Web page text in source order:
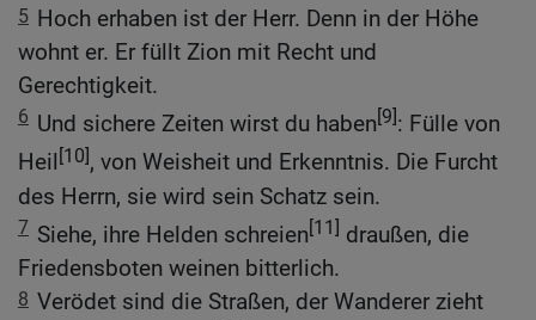
5 Hoch erhaben ist der Herr. Denn in der Höhe
wohnt er. Er füllt Zion mit Recht und
Gerechtigkeit.
6 Und sichere Zeiten wirst du haben[9]: Fülle von
Heil [10], von Weisheit und Erkenntnis. Die Furcht
des Herrn, sie wird sein Schatz sein.
7 Siehe, ihre Helden schreien[11] draußen, die
Friedensboten weinen bitterlich.
8 Verödet sind die Straßen, der Wanderer zieht